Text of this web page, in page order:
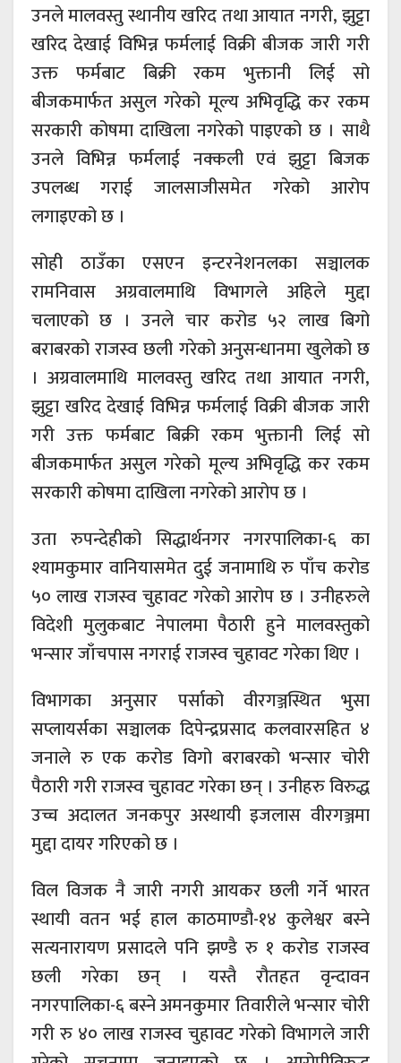
उनले मालवस्तु स्थानीय खरिद तथा आयात नगरी, झुट्टा
खरिद देखाई विभिन्न फर्मलाई विक्री बीजक जारी गरी
उक्त फर्मबाट बिक्री रकम भुक्तानी लिई सो
बीजकमार्फत असुल गरेको मूल्य अभिवृद्धि कर रकम
सरकारी कोषमा दाखिला नगरेको पाइएको छ । साथै
उनले विभिन्न फर्मलाई नक्कली एवं झुट्टा बिजक
उपलब्ध गराई जालसाजीसमेत गरेको आरोप
लगाइएको छ ।
सोही ठाउँका एसएन इन्टरनेशनलका सञ्चालक
रामनिवास अग्रवालमाथि विभागले अहिले मुद्दा
चलाएको छ । उनले चार करोड ५२ लाख बिगो
बराबरको राजस्व छली गरेको अनुसन्धानमा खुलेको छ
। अग्रवालमाथि मालवस्तु खरिद तथा आयात नगरी,
झुट्टा खरिद देखाई विभिन्न फर्मलाई विक्री बीजक जारी
गरी उक्त फर्मबाट बिक्री रकम भुक्तानी लिई सो
बीजकमार्फत असुल गरेको मूल्य अभिवृद्धि कर रकम
सरकारी कोषमा दाखिला नगरेको आरोप छ ।
उता रुपन्देहीको सिद्धार्थनगर नगरपालिका-६ का
श्यामकुमार वानियासमेत दुई जनामाथि रु पाँच करोड
५० लाख राजस्व चुहावट गरेको आरोप छ । उनीहरुले
विदेशी मुलुकबाट नेपालमा पैठारी हुने मालवस्तुको
भन्सार जाँचपास नगराई राजस्व चुहावट गरेका थिए ।
विभागका अनुसार पर्साको वीरगञ्जस्थित भुसा
सप्लायर्सका सञ्चालक दिपेन्द्रप्रसाद कलवारसहित ४
जनाले रु एक करोड विगो बराबरको भन्सार चोरी
पैठारी गरी राजस्व चुहावट गरेका छन् । उनीहरु विरुद्ध
उच्च अदालत जनकपुर अस्थायी इजलास वीरगञ्जमा
मुद्दा दायर गरिएको छ ।
विल विजक नै जारी नगरी आयकर छली गर्ने भारत
स्थायी वतन भई हाल काठमाण्डौ-१४ कुलेश्वर बस्ने
सत्यनारायण प्रसादले पनि झण्डै रु १ करोड राजस्व
छली गरेका छन् । यस्तै रौतहत वृन्दावन
नगरपालिका-६ बस्ने अमनकुमार तिवारीले भन्सार चोरी
गरी रु ४० लाख राजस्व चुहावट गरेको विभागले जारी